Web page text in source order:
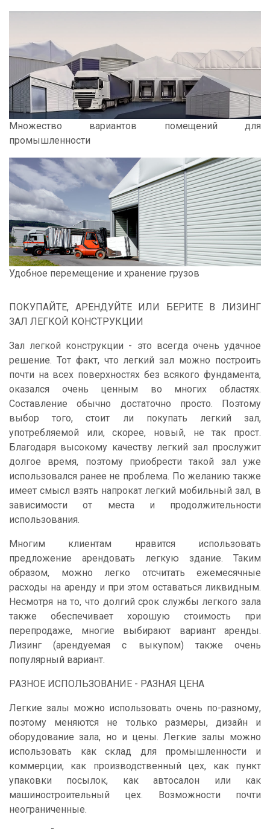
Множество вариантов помещений для
промышленности
Удобное перемещение и хранение грузов
ПОКУПАЙТЕ, АРЕНДУЙТЕ ИЛИ БЕРИТЕ В ЛИЗИНГ
ЗАЛ ЛЕГКОЙ КОНСТРУКЦИИ
Зал легкой конструкции - это всегда очень удачное
решение. Тот факт, что легкий зал можно построить
почти на всех поверхностях без всякого фундамента,
оказался очень ценным во многих областях.
Составление обычно достаточно просто. Поэтому
выбор того, стоит ли покупать легкий зал,
употребляемой или, скорее, новый, не так прост.
Благодаря высокому качеству легкий зал прослужит
долгое время, поэтому приобрести такой зал уже
использовался ранее не проблема. По желанию также
имеет смысл взять напрокат легкий мобильный зал, в
зависимости от места и продолжительности
использования.
Многим клиентам нравится использовать
предложение арендовать легкую здание. Таким
образом, можно легко отсчитать ежемесячные
расходы на аренду и при этом оставаться ликвидным.
Несмотря на то, что долгий срок службы легкого зала
также обеспечивает хорошую стоимость при
перепродаже, многие выбирают вариант аренды.
Лизинг (арендуемая с выкупом) также очень
популярный вариант.
РАЗНОЕ ИСПОЛЬЗОВАНИЕ - РАЗНАЯ ЦЕНА
Легкие залы можно использовать очень по-разному,
поэтому меняются не только размеры, дизайн и
оборудование зала, но и цены. Легкие залы можно
использовать как склад для промышленности и
коммерции, как производственный цех, как пункт
упаковки посылок, как автосалон или как
машиностроительный цех. Возможности почти
неограниченные.